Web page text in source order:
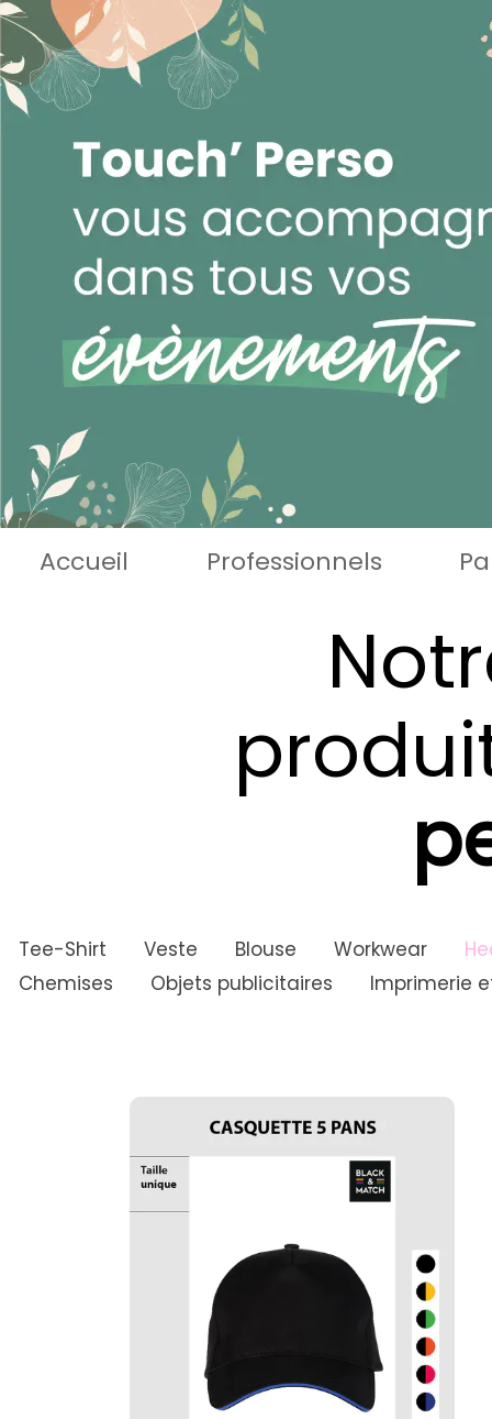
Accueil Professionnels
Tee-Shirt Veste Blouse Workwear
Chemises
Objets publicitaires Imprimerie